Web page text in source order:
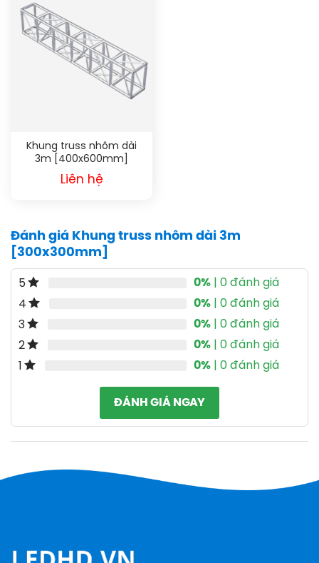
Khung truss nhôm dài
3m [400x600mm]
Liên hệ
Đánh giá Khung truss nhôm dài 3m
[300x300mm]
5 0% | 0 đánh giá
4
0% | 0 đánh giá
3
0% | 0 đánh giá
2
0% | 0 đánh giá
1
0% | 0 đánh giá
ĐÁNH GIÁ NGAY